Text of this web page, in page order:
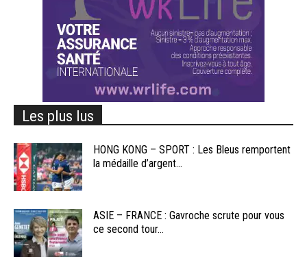
Les plus lus
HONG KONG – SPORT : Les Bleus remportent
la médaille d’argent...
ASIE – FRANCE : Gavroche scrute pour vous
ce second tour...